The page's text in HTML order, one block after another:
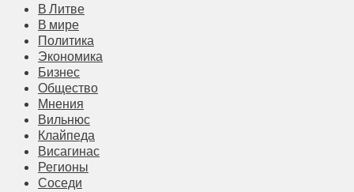
В Литве
В мире
Политика
Экономика
Бизнес
Общество
Мнения
Вильнюс
Клайпеда
Висагинас
Регионы
Соседи